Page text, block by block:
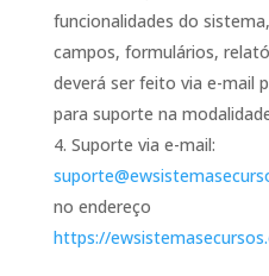
funcionalidades do
campos, formulários,
deverá ser feito via e-mail
para suporte na
Suporte via e-mail:
no endereço
https://